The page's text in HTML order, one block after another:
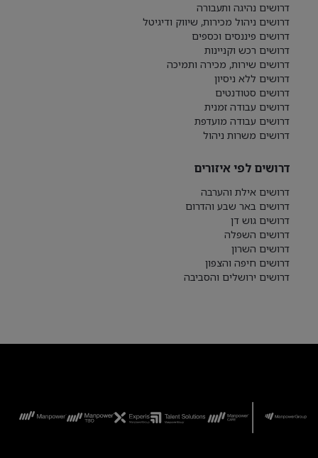
דרושים נהיגה ותעבורה
דרושים ניהול מכירות, שיווק ודיגיטל
דרושים פיננסים וכספים
דרושים רכש וקניינות
דרושים שירות, מכירה ותמיכה
דרושים ללא ניסיון
דרושים סטודנטים
דרושים עבודה זמנית
דרושים עבודה מועדפת
דרושים משרות ניהול
דרושים לפי איזורים
דרושים אילת והערבה
דרושים באר שבע והדרום
דרושים גוש דן
דרושים השפלה
דרושים השרון
דרושים חיפה והצפון
דרושים ירושלים והסביבה